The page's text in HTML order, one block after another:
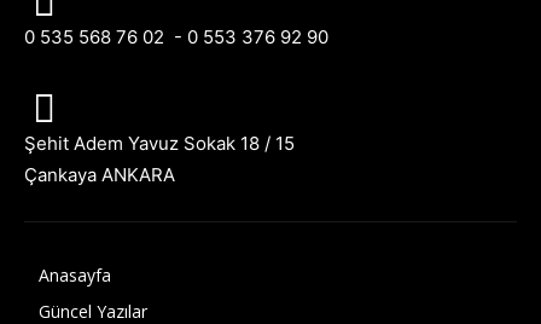
0 535 568 76 02 - 0 553 376 92 90
Şehit Adem Yavuz Sokak 18 / 15
Çankaya ANKARA
Anasayfa
Güncel Yazılar